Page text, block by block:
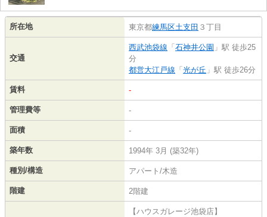
所在地 東京都練馬区土支田 ３丁目
交通
西武池袋線 「 石神井公園 」駅 徒歩25
分
都営大江戸線 「 光が丘 」駅 徒歩26分
賃料 -
管理費等 -
面積 -
築年数 1994年 3月 (築32年)
種別/構造 アパート/木造
階建 2階建
【ハウスガレージ池袋店】